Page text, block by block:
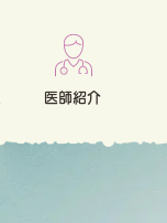
医師紹介